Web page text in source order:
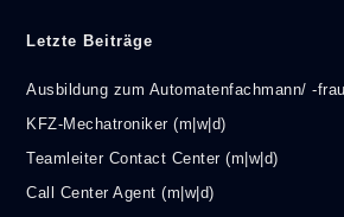
Letzte Beiträge
Ausbildung zum Automatenfachmann/ -
KFZ-Mechatroniker (m|w|d)
Teamleiter Contact Center (m|w|d)
Call Center Agent (m|w|d)